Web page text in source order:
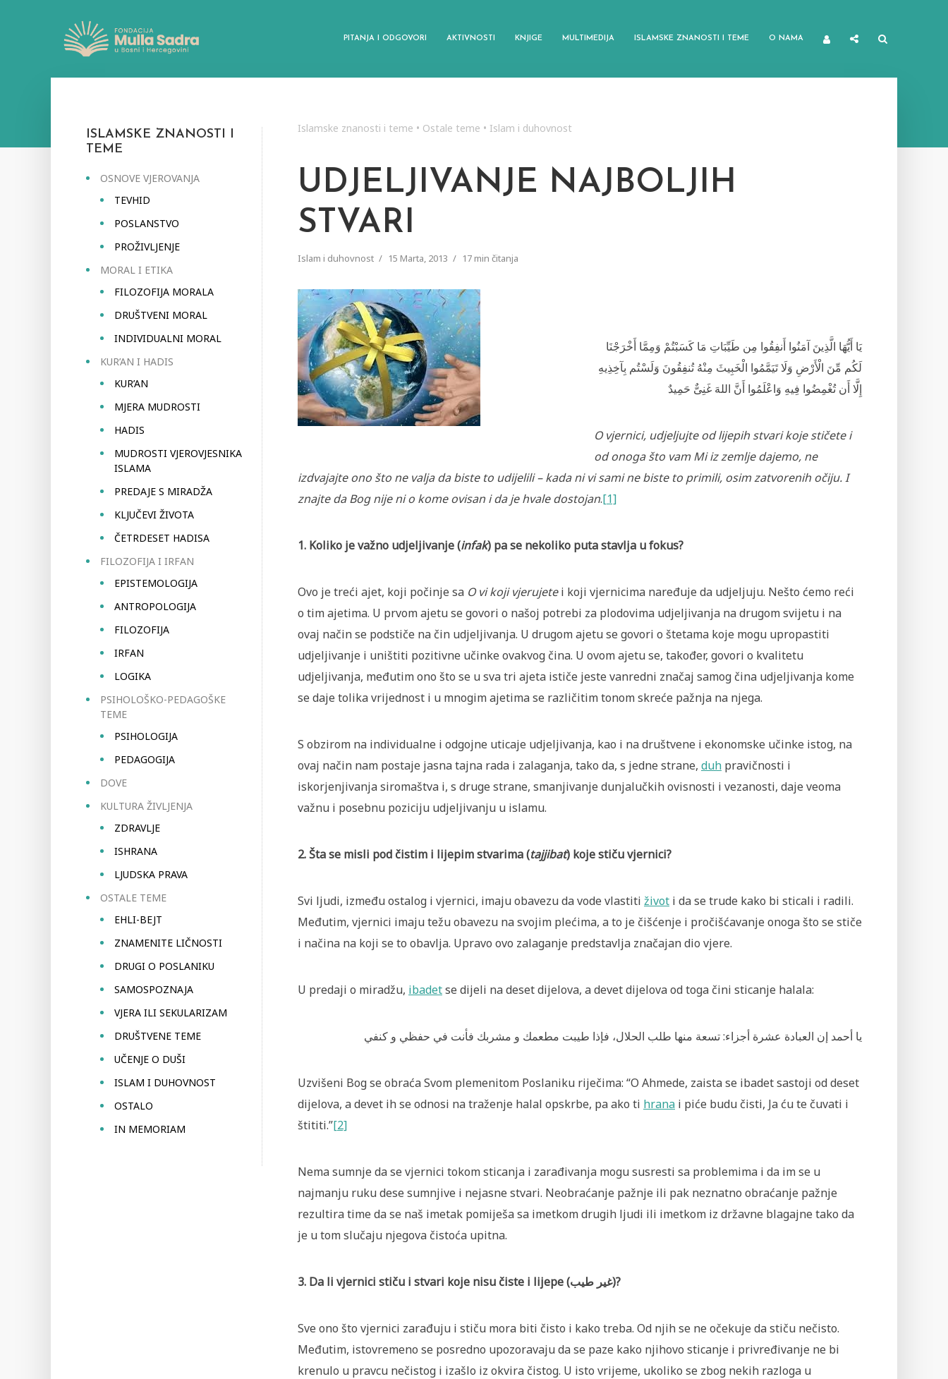
PITANJA I ODGOVORI AKTIVNOSTI KNJIGE MULTIMEDIJA ISLAMSKE ZNANOSTI I TEME O NAMA
ISLAMSKE ZNANOSTI I
TEME
OSNOVE VJEROVANJA
TEVHID
POSLANSTVO
PROŽIVLJENJE
MORAL I ETIKA
FILOZOFIJA MORALA
DRUŠTVENI MORAL
INDIVIDUALNI MORAL
KUR’AN I HADIS
KUR’AN
MJERA MUDROSTI
HADIS
MUDROSTI VJEROVJESNIKA
ISLAMA
PREDAJE S MIRADŽA
KLJUČEVI ŽIVOTA
ČETRDESET HADISA
FILOZOFIJA I IRFAN
EPISTEMOLOGIJA
ANTROPOLOGIJA
FILOZOFIJA
IRFAN
LOGIKA
PSIHOLOŠKO-PEDAGOŠKE
TEME
PSIHOLOGIJA
PEDAGOGIJA
DOVE
KULTURA ŽIVLJENJA
ZDRAVLJE
ISHRANA
LJUDSKA PRAVA
OSTALE TEME
EHLI-BEJT
ZNAMENITE LIČNOSTI
DRUGI O POSLANIKU
SAMOSPOZNAJA
VJERA ILI SEKULARIZAM
DRUŠTVENE TEME
UČENJE O DUŠI
ISLAM I DUHOVNOST
OSTALO
IN MEMORIAM
Islamske znanosti i teme • Ostale teme • Islam i duhovnost
UDJELJIVANJE NAJBOLJIH
STVARI
Islam i duhovnost 15 Marta, 2013 17 min čitanja
يَا أَيُّهَا الَّذِينَ آمَنُوا أَنفِقُوا مِن طَيِّبَاتِ مَا كَسَبْتُمْ وَمِمَّا أَخْرَ‌جْنَا
لَكُم مِّنَ الْأَرْ‌ضِ وَلَا تَيَمَّمُوا الْخَبِيثَ مِنْهُ تُنفِقُونَ وَلَسْتُم بِآخِذِيهِ
إِلَّا أَن تُغْمِضُوا فِيهِ وَاعْلَمُوا أَنَّ اللهَ غَنِىٌّ حَمِيدٌ
O vjernici, udjeljujte od lijepih stvari koje stičete i
od onoga što vam Mi iz zemlje dajemo, ne
izdvajajte ono što ne valja da biste to udijelili – kada ni vi sami ne biste to primili, osim zatvorenih očiju. I
znajte da Bog nije ni o kome ovisan i da je hvale dostojan.[1]
1. Koliko je važno udjeljivanje (infak) pa se nekoliko puta stavlja u fokus?
Ovo je treći ajet, koji počinje sa O vi koji vjerujetei koji vjernicima naređuje da udjeljuju. Nešto ćemo reći
o tim ajetima. U prvom ajetu se govori o našoj potrebi za plodovima udjeljivanja na drugom svijetu i na
ovaj način se podstiče na čin udjeljivanja. U drugom ajetu se govori o štetama koje mogu upropastiti
udjeljivanje i uništiti pozitivne učinke ovakvog čina. U ovom ajetu se, također, govori o kvalitetu
udjeljivanja, međutim ono što se u sva tri ajeta ističe jeste vanredni značaj samog čina udjeljivanja kome
se daje tolika vrijednost i u mnogim ajetima se različitim tonom skreće pažnja na njega.
S obzirom na individualne i odgojne uticaje udjeljivanja, kao i na društvene i ekonomske učinke istog, na
ovaj način nam postaje jasna tajna rada i zalaganja, tako da, s jedne strane, duh pravičnosti i
iskorjenjivanja siromaštva i, s druge strane, smanjivanje dunjalučkih ovisnosti i vezanosti, daje veoma
važnu i posebnu poziciju udjeljivanju u islamu.
2. Šta se misli pod čistim i lijepim stvarima (tajjibat) koje stiču vjernici?
Svi ljudi, između ostalog i vjernici, imaju obavezu da vode vlastiti život i da se trude kako bi sticali i radili.
Međutim, vjernici imaju težu obavezu na svojim plećima, a to je čišćenje i pročišćavanje onoga što se stiče
i načina na koji se to obavlja. Upravo ovo zalaganje predstavlja značajan dio vjere.
U predaji o miradžu, ibadetse dijeli na deset dijelova, a devet dijelova od toga čini sticanje halala:
یا أحمد إن العبادة عشرة أجزاء: تسعة منها طلب الحلال، فإذا طیبت مطعمك و مشربك فأنت في حفظي و کنفي
Uzvišeni Bog se obraća Svom plemenitom Poslaniku riječima: “O Ahmede, zaista se ibadet sastoji od deset
dijelova, a devet ih se odnosi na traženje halal opskrbe, pa ako ti hrana i piće budu čisti, Ja ću te čuvati i
štititi.”[2]
Nema sumnje da se vjernici tokom sticanja i zarađivanja mogu susresti sa problemima i da im se u
najmanju ruku dese sumnjive i nejasne stvari. Neobraćanje pažnje ili pak neznatno obraćanje pažnje
rezultira time da se naš imetak pomiješa sa imetkom drugih ljudi ili imetkom iz državne blagajne tako da
je u tom slučaju njegova čistoća upitna.
3. Da li vjernici stiču i stvari koje nisu čiste i lijepe (غیر طیب)?
Sve ono što vjernici zarađuju i stiču mora biti čisto i kako treba. Od njih se ne očekuje da stiču nečisto.
Međutim, istovremeno se posredno upozoravaju da se paze kako njihovo sticanje i privređivanje ne bi
krenulo u pravcu nečistog i izašlo iz okvira čistog. U isto vrijeme, ukoliko se zbog nekih razloga u